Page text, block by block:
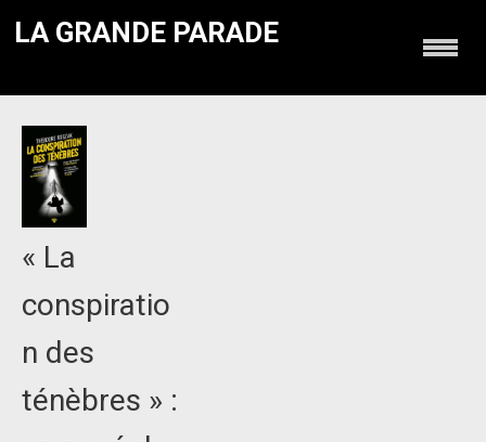
LA GRANDE PARADE
« La
conspiratio
n des
ténèbres » :